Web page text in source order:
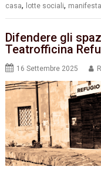
casa, lotte sociali,
Difendere gli
Teatrofficina
16 Settembre 2025